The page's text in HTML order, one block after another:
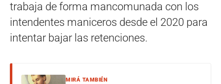
trabaja de forma mancomunada con los
intendentes maniceros desde el 2020 para
intentar bajar las retenciones.
MIRÁ TAMBIÉN